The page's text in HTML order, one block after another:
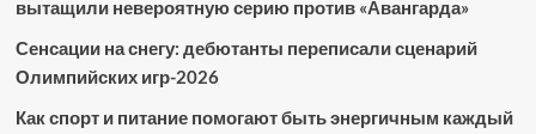
вытащили невероятную серию против «Авангарда»
Сенсации на снегу: дебютанты переписали сценарий
Олимпийских игр-2026
Как спорт и питание помогают быть энергичным каждый